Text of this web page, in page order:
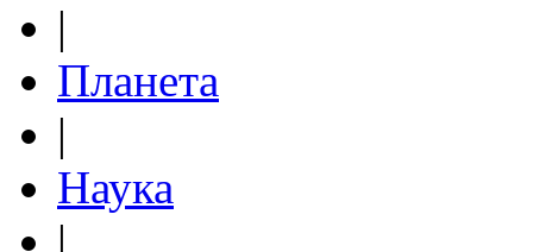
|
Планета
|
Наука
|